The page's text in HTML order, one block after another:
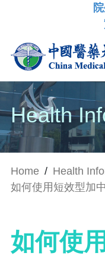
Health
Home / Health
如何使用短效型加
如何使